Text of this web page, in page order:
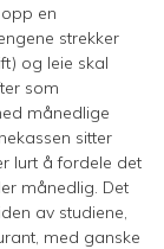
en
strekker
og leie skal
som
månedlige
sitter
lurt å fordele det
månedlig. Det
av studiene,
med ganske